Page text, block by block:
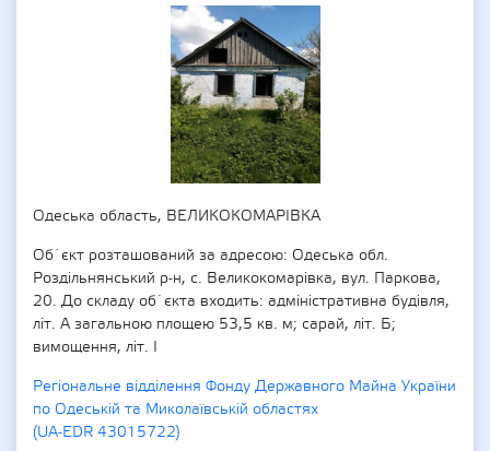
Одеська область, ВЕЛИКОКОМАРІВКА
Об`єкт розташований за адресою: Одеська обл.
Роздільнянський р-н, с. Великокомарівка, вул. Паркова,
20. До складу об`єкта входить: адміністративна будівля,
літ. А загальною площею 53,5 кв. м; сарай, літ. Б;
вимощення, літ. І
Регіональне відділення Фонду Державного Майна України
по Одеській та Миколаївській областях
(UA-EDR 43015722)